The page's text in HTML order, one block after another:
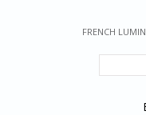
FRENCH